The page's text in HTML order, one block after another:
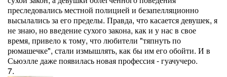
преследовались местной полицией и безапелляционно
высылались за его пределы. Правда, что касается девушек, я
не знаю, но введение сухого закона, как и у нас в свое
время, привело к тому, что любители "тяпнуть по
рюмашечке", стали измышлять, как бы им его обойти. И в
Сьюэлле даже появилась новая профессия - гуачучеро.
7.